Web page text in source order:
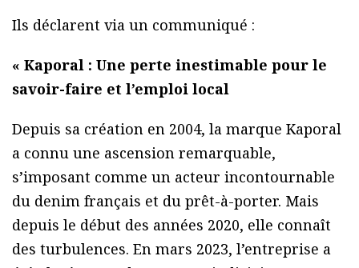
Ils déclarent via un communiqué :
« Kaporal : Une perte inestimable pour le
savoir-faire et l’emploi local
Depuis sa création en 2004, la marque Kaporal
a connu une ascension remarquable,
s’imposant comme un acteur incontournable
du denim français et du prêt-à-porter. Mais
depuis le début des années 2020, elle connaît
des turbulences. En mars 2023, l’entreprise a